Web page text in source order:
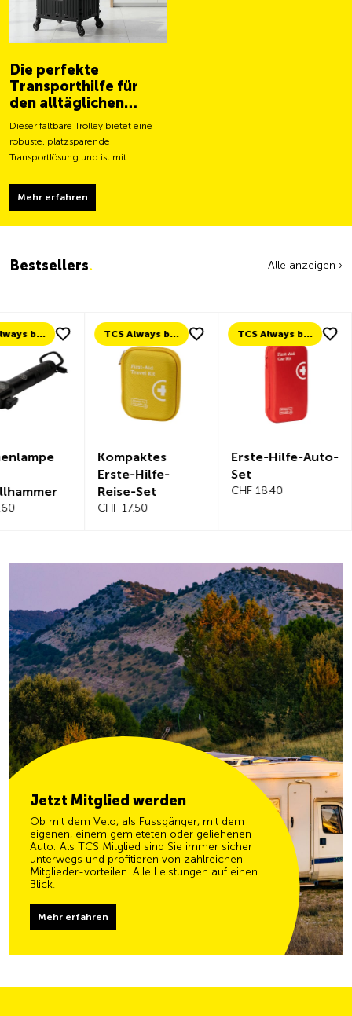
Die perfekte
Transporthilfe für
den alltäglichen
Gebrauch
Dieser faltbare Trolley bietet eine
robuste, platzsparende
Transportlösung und ist mit
Tragfähigkeit ausgestattet.
Mehr erfahren
Bestsellers. Alle anzeigen ›
TCS Always by my side
Kompaktes
Reise-Set
TCS Always by my side
Erste-Hilfe-Auto-
Set
CHF 18.40
Jetzt Mitglied werden
Ob mit dem Velo, als Fussgänger, mit dem
eigenen, einem gemieteten oder geliehenen
Auto: Als TCS Mitglied sind Sie immer sicher
unterwegs und profitieren von zahlreichen
Mitglieder-vorteilen. Alle Leistungen auf einen
Blick.
Mehr erfahren